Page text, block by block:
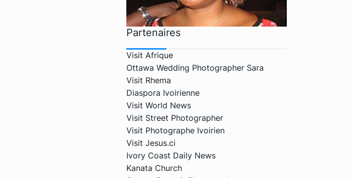
Partenaires
Visit Afrique
Ottawa Wedding Photographer Sara
Visit Rhema
Diaspora Ivoirienne
Visit World News
Visit Street Photographer
Visit Photographe Ivoirien
Visit Jesus.ci
Ivory Coast Daily News
Kanata Church